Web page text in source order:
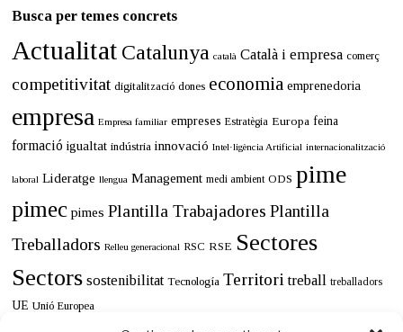
Busca per temes concrets
Actualitat Catalunya català Català i empresa comerç
competitivitat digitalització dones economia emprenedoria
empresa Empresa familiar empreses Estratègia Europa feina
formació igualtat indústria innovació Intel·ligència Artificial internacionalització
laboral Lideratge llengua Management medi ambient ODS pime
pimec pimes Plantilla Trabajadores Plantilla
Treballadors Relleu generacional RSC RSE Sectores
Sectors sostenibilitat Tecnología Territori treball treballadors
UE Unió Europea